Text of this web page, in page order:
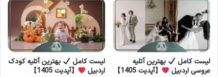
لیست کامل
بهترین آتلیه
عروسی اردبیل
【آپدیت 1405】
لیست کامل
بهترین آتلیه کودک
اردبیل
【آپدیت 1405】